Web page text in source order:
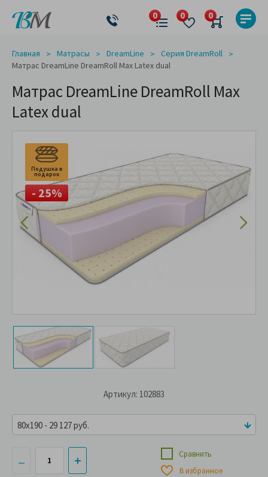
Главная Матрасы DreamLine
Серия DreamRoll
Матрас DreamLine DreamRoll Max Latex dual
Матрас DreamLine DreamRoll Max
Latex dual
Подушка в
подарок
- 25%
Артикул: 102883
Сравнить
В избранное
80x190 - 29 127 руб.